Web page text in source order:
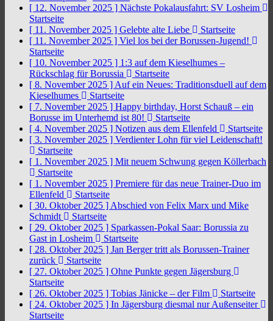
[ 12. November 2025 ] Nächste Pokalausfahrt: SV Losheim
Startseite
[ 11. November 2025 ] Gelebte alte Liebe
Startseite
[ 11. November 2025 ] Viel los bei der Borussen-Jugend!
Startseite
[ 10. November 2025 ] 1:3 auf dem Kieselhumes –
Rückschlag für Borussia
Startseite
[ 8. November 2025 ] Auf ein Neues: Traditionsduell auf dem
Kieselhumes
Startseite
[ 7. November 2025 ] Happy birthday, Horst Schauß – ein
Borusse im Unterhemd ist 80!
Startseite
[ 4. November 2025 ] Notizen aus dem Ellenfeld
Startseite
[ 3. November 2025 ] Verdienter Lohn für viel Leidenschaft!
Startseite
[ 1. November 2025 ] Mit neuem Schwung gegen Köllerbach
Startseite
[ 1. November 2025 ] Premiere für das neue Trainer-Duo im
Ellenfeld
Startseite
[ 30. Oktober 2025 ] Abschied von Felix Marx und Mike
Schmidt
Startseite
[ 29. Oktober 2025 ] Sparkassen-Pokal Saar: Borussia zu
Gast in Losheim
Startseite
[ 28. Oktober 2025 ] Jan Berger tritt als Borussen-Trainer
zurück
Startseite
[ 27. Oktober 2025 ] Ohne Punkte gegen Jägersburg
Startseite
[ 26. Oktober 2025 ] Tobias Jänicke – der Film
Startseite
[ 24. Oktober 2025 ] In Jägersburg diesmal nur Außenseiter
Startseite